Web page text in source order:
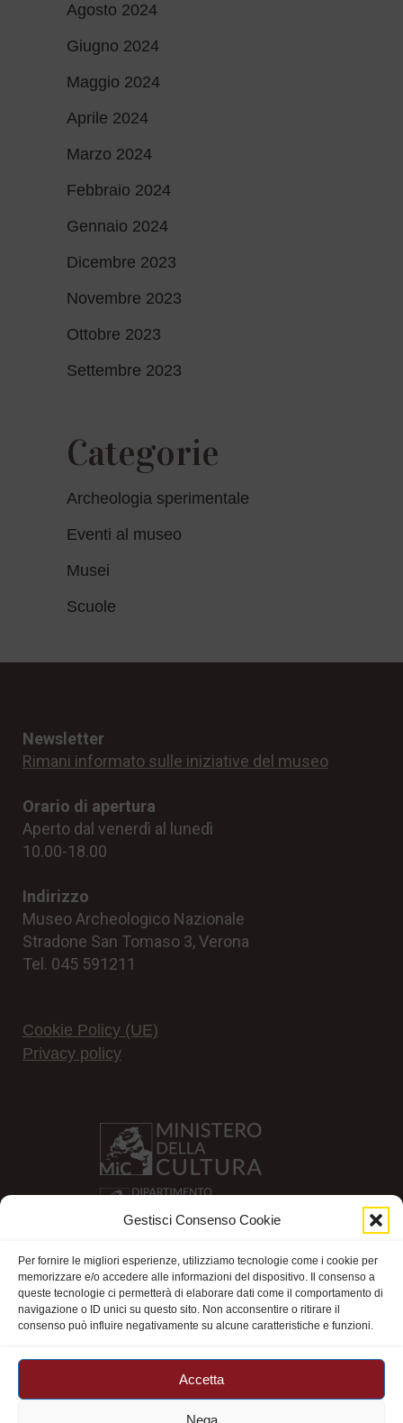
Gestisci Consenso Cookie
Per fornire le migliori esperienze, utilizziamo tecnologie come i cookie per
memorizzare e/o accedere alle informazioni del dispositivo. Il consenso a
queste tecnologie ci permetterà di elaborare dati come il comportamento di
navigazione o ID unici su questo sito. Non acconsentire o ritirare il
consenso può influire negativamente su alcune caratteristiche e funzioni.
Accetta
Nega
Agosto 2024
Giugno 2024
Maggio 2024
Aprile 2024
Marzo 2024
Febbraio 2024
Gennaio 2024
Dicembre 2023
Novembre 2023
Ottobre 2023
Settembre 2023
Categorie
Archeologia sperimentale
Eventi al museo
Musei
Scuole
Newsletter
Rimani informato sulle iniziative del museo
Orario di apertura
Aperto dal venerdì al lunedì
10.00-18.00
Indirizzo
Museo Archeologico Nazionale
Stradone San Tomaso 3, Verona
Tel. 045 591211
Cookie Policy (UE)
Privacy policy